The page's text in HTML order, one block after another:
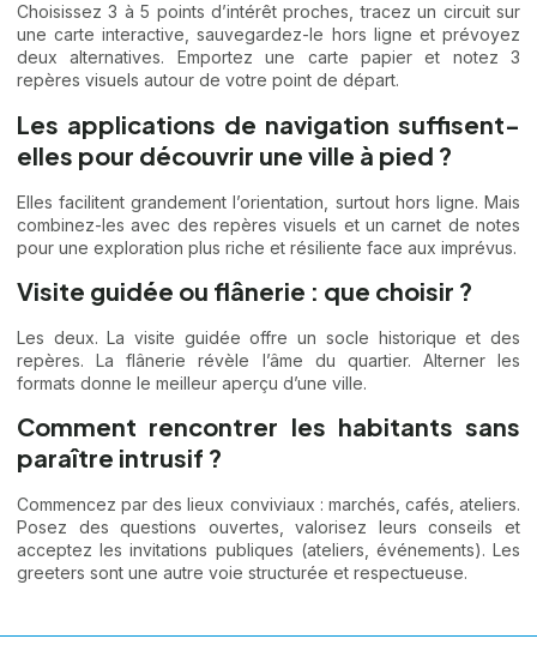
Choisissez 3 à 5 points d’intérêt proches, tracez un circuit sur
une carte interactive, sauvegardez-le hors ligne et prévoyez
deux alternatives. Emportez une carte papier et notez 3
repères visuels autour de votre point de départ.
Les applications de navigation suffisent-
elles pour découvrir une ville à pied ?
Elles facilitent grandement l’orientation, surtout hors ligne. Mais
combinez-les avec des repères visuels et un carnet de notes
pour une exploration plus riche et résiliente face aux imprévus.
Visite guidée ou flânerie : que choisir ?
Les deux. La visite guidée offre un socle historique et des
repères. La flânerie révèle l’âme du quartier. Alterner les
formats donne le meilleur aperçu d’une ville.
Comment rencontrer les habitants sans
paraître intrusif ?
Commencez par des lieux conviviaux : marchés, cafés, ateliers.
Posez des questions ouvertes, valorisez leurs conseils et
acceptez les invitations publiques (ateliers, événements). Les
greeters sont une autre voie structurée et respectueuse.